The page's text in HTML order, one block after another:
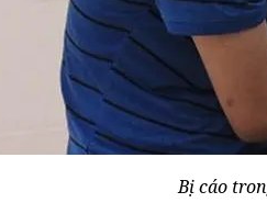
Bị cáo